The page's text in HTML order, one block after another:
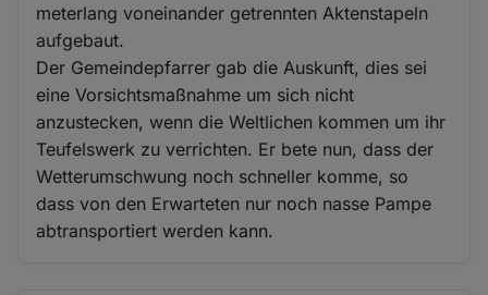
meterlang voneinander getrennten Aktenstapeln
aufgebaut.
Der Gemeindepfarrer gab die Auskunft, dies sei
eine Vorsichtsmaßnahme um sich nicht
anzustecken, wenn die Weltlichen kommen um ihr
Teufelswerk zu verrichten. Er bete nun, dass der
Wetterumschwung noch schneller komme, so
dass von den Erwarteten nur noch nasse Pampe
abtransportiert werden kann.